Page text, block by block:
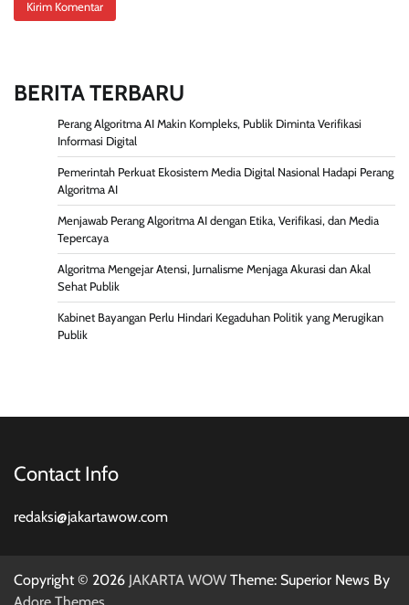
BERITA TERBARU
Perang Algoritma AI Makin Kompleks, Publik Diminta Verifikasi
Informasi Digital
Pemerintah Perkuat Ekosistem Media Digital Nasional Hadapi Perang
Algoritma AI
Menjawab Perang Algoritma AI dengan Etika, Verifikasi, dan Media
Tepercaya
Algoritma Mengejar Atensi, Jurnalisme Menjaga Akurasi dan Akal
Sehat Publik
Kabinet Bayangan Perlu Hindari Kegaduhan Politik yang Merugikan
Publik
Contact Info
redaksi@jakartawow.com
Copyright © 2026 JAKARTA WOW Theme: Superior News By